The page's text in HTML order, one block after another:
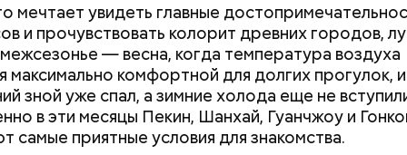
мечтает увидеть главные
и прочувствовать колорит древних городов,
— весна, когда температура воздуха
максимально комфортной для долгих прогулок,
зной уже спал, а зимние холода еще не
в эти месяцы Пекин, Шанхай, Гуанчжоу и
самые приятные условия для знакомства.